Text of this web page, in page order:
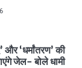
और ‘धर्मांतरण’ की
जेल- बोले धामी